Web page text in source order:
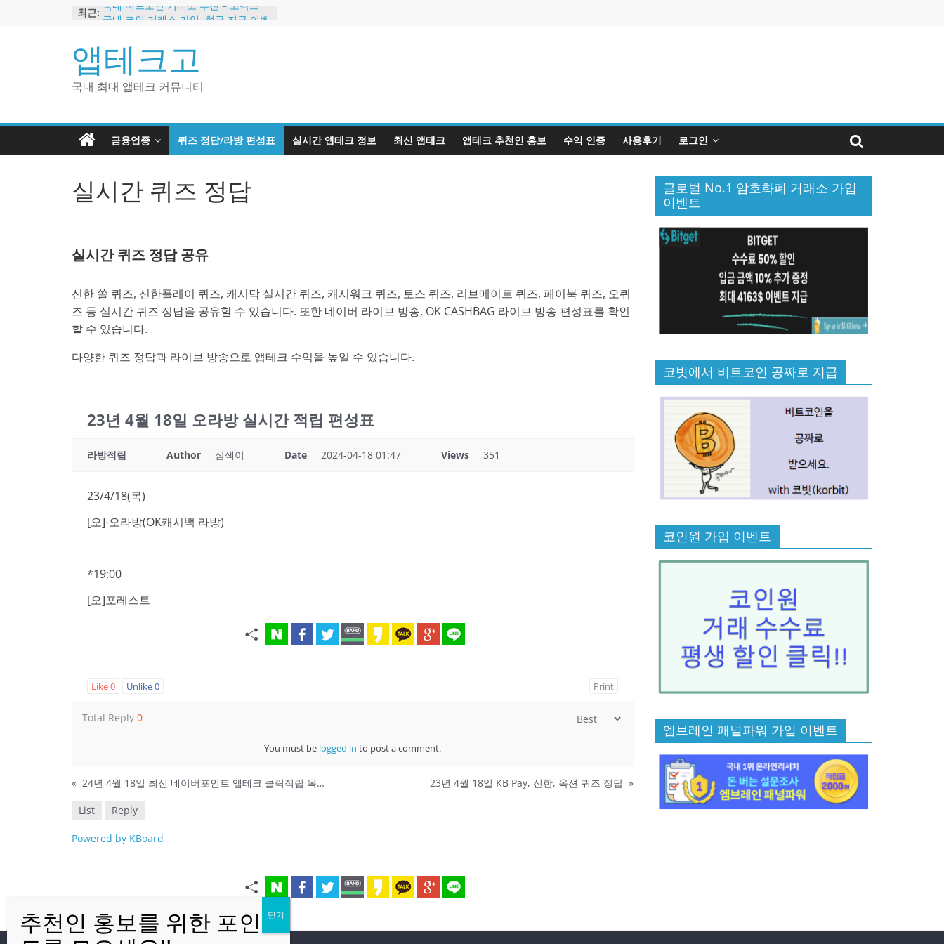
최근: 국내 비트코인 거래소 추천 – 고팍스
2024 강력히 추천하는 은행 멤버십 현
금 앱테크
해외 코인 거래소 추천 순위 BEST 2
현금 지급하는 국내 코인 거래소 추천
앱테크고
국내 최대 앱테크 커뮤니티
금융업종 퀴즈 정답/라방 편성표 실시간 앱테크 정보 최신 앱테크 앱테크 추천인 홍보 수익 인증 사용후기 로그인
실시간 퀴즈 정답
실시간 퀴즈 정답 공유
신한 쏠 퀴즈, 신한플레이 퀴즈, 캐시닥 실시간 퀴즈, 캐시워크 퀴즈, 토스 퀴즈, 리브메이트 퀴즈, 페이북 퀴즈, 오퀴
즈 등 실시간 퀴즈 정답을 공유할 수 있습니다. 또한 네이버 라이브 방송, OK CASHBAG 라이브 방송 편성표를 확인
할 수 있습니다.
다양한 퀴즈 정답과 라이브 방송으로 앱테크 수익을 높일 수 있습니다.
23년 4월 18일 오라방 실시간 적립 편성표
라방적립 Author 삼색이 Date 2024-04-18 01:47 Views 351
23/4/18(목)
[오]-오라방(OK캐시백 라방)
*19:00
[오]포레스트
Like0 Unlike0 Print
Total Reply 0
You must be logged in to post a comment.
« 24년 4월 18일 최신 네이버포인트 앱테크 클릭적립 목록 23년 4월 18일 KB Pay, 신한, 옥션 퀴즈 정답 »
List Reply
Powered by KBoard
글로벌 No.1 암호화폐 거래소 가입
이벤트
코빗에서 비트코인 공짜로 지급
코인원 가입 이벤트
엠브레인 패널파워 가입 이벤트